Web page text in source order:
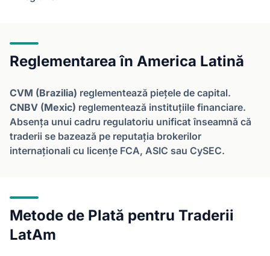
Reglementarea în America Latină
CVM (Brazilia) reglementează piețele de capital.
CNBV (Mexic) reglementează instituțiile financiare.
Absența unui cadru regulatoriu unificat înseamnă că
traderii se bazează pe reputația brokerilor
internaționali cu licențe FCA, ASIC sau CySEC.
Metode de Plată pentru Traderii
LatAm